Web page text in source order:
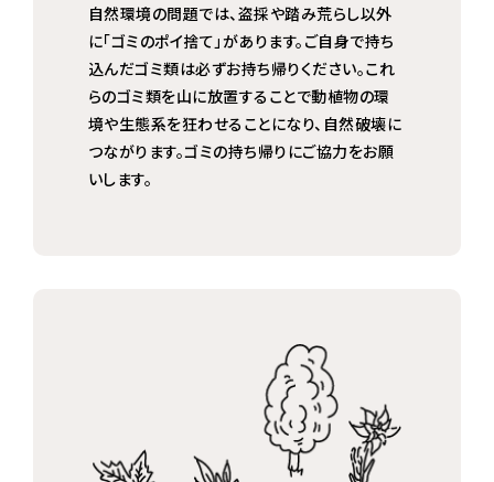
自然環境の問題では、盗採や踏み荒らし以外
に「ゴミのポイ捨て」があります。ご自身で持ち
込んだゴミ類は必ずお持ち帰りください。これ
らのゴミ類を山に放置することで動植物の環
境や生態系を狂わせることになり、自然破壊に
つながります。ゴミの持ち帰りにご協力をお願
いします。